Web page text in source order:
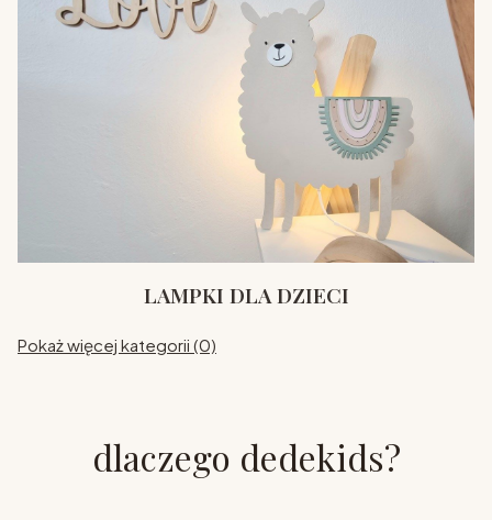
LAMPKI DLA DZIECI
Pokaż więcej kategorii (0)
dlaczego dedekids?